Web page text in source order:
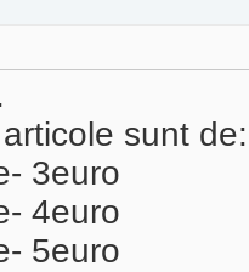
sunt de:
3euro
4euro
5euro